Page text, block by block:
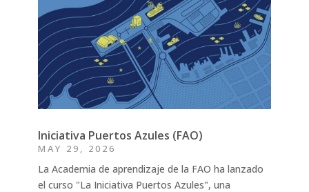
Iniciativa Puertos Azules (FAO)
MAY 29, 2026
La Academia de aprendizaje de la FAO ha lanzado
el curso "La Iniciativa Puertos Azules", una